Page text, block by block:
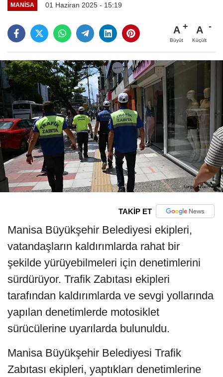
MANİSA 01 Haziran 2025 - 15:19
A
Büyüt
A
Küçült
TAKİP ET
Manisa Büyükşehir Belediyesi ekipleri,
vatandaşların kaldırımlarda rahat bir
şekilde yürüyebilmeleri için denetimlerini
sürdürüyor. Trafik Zabıtası ekipleri
tarafından kaldırımlarda ve sevgi yollarında
yapılan denetimlerde motosiklet
sürücülerine uyarılarda bulunuldu.
Manisa Büyükşehir Belediyesi Trafik
Zabıtası ekipleri, yaptıkları denetimlerine